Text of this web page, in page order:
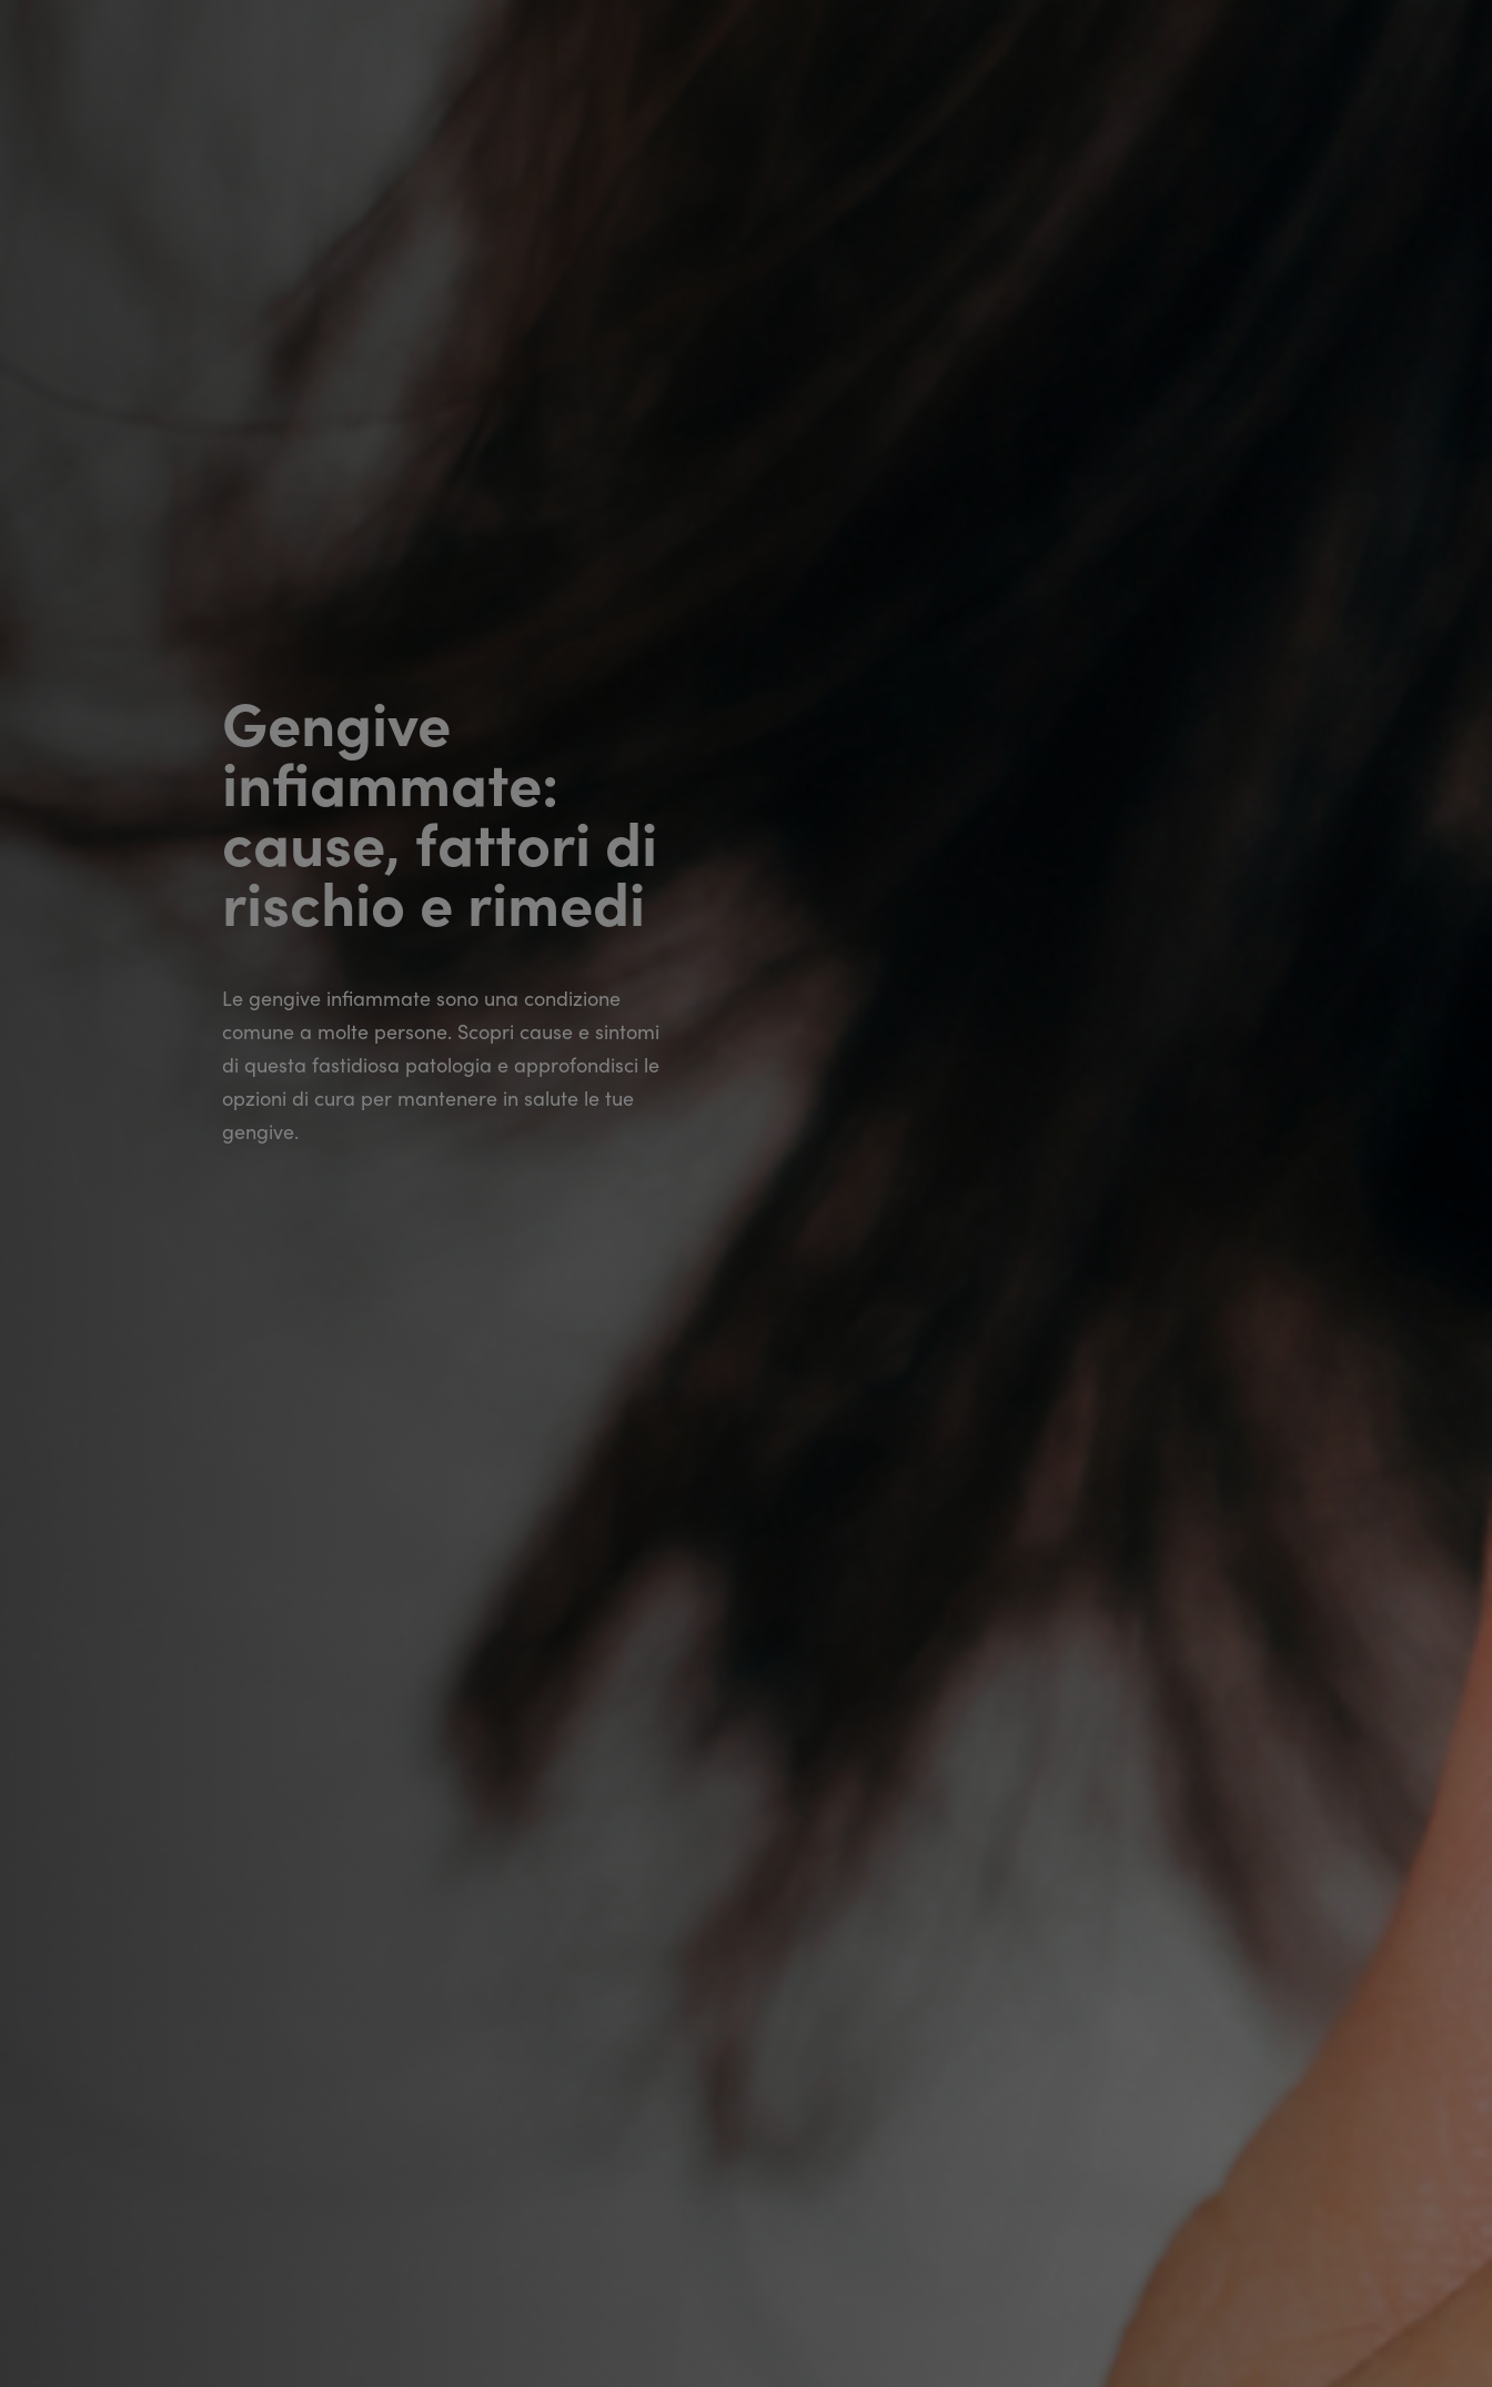
Gengive
infiammate:
cause, fattori di
rischio e rimedi
Le gengive infiammate sono una condizione
comune a molte persone. Scopri cause e sintomi
di questa fastidiosa patologia e approfondisci le
opzioni di cura per mantenere in salute le tue
gengive.